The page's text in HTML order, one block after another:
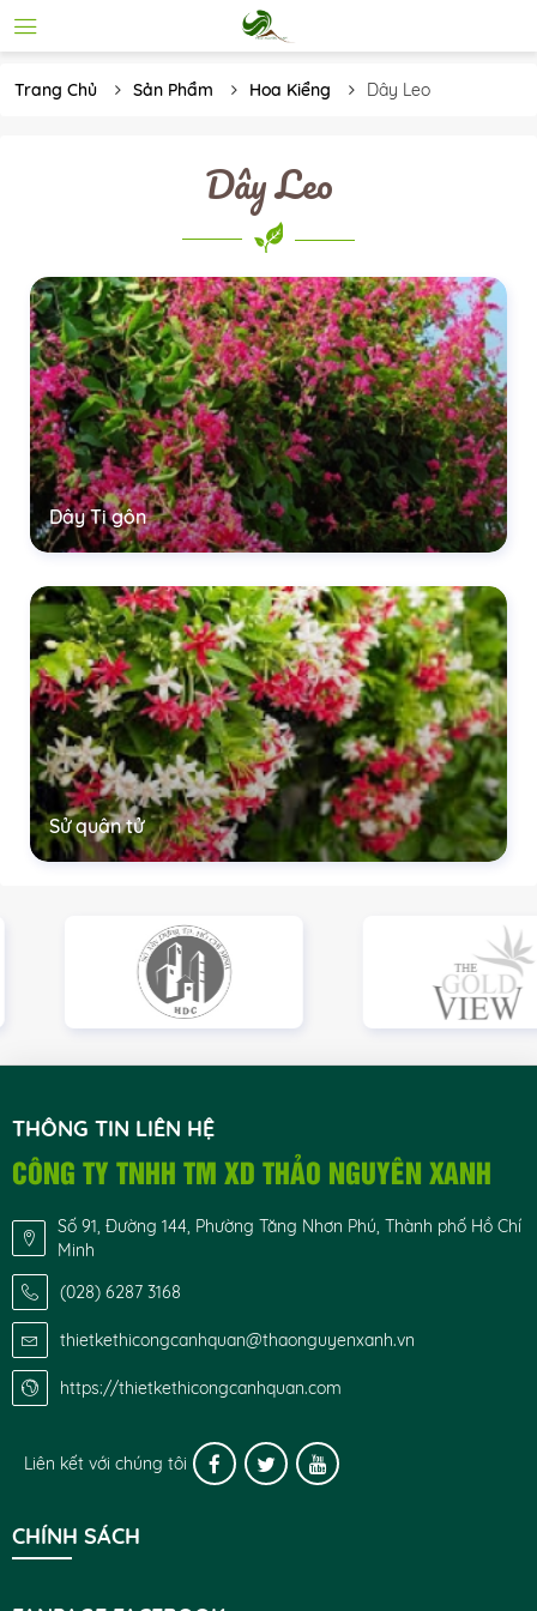
Trang Chủ Sản Phẩm Hoa Kiểng Dây Leo
Dây Leo
Dây Ti gôn
Sử quân tử
THÔNG TIN LIÊN HỆ
CÔNG TY TNHH TM XD THẢO NGUYÊN XANH
Số 91, Đường 144, Phường Tăng Nhơn Phú, Thành phố Hồ Chí
Minh
(028) 6287 3168
thietkethicongcanhquan@thaonguyenxanh.vn
https://thietkethicongcanhquan.com
Liên kết với chúng tôi
CHÍNH SÁCH